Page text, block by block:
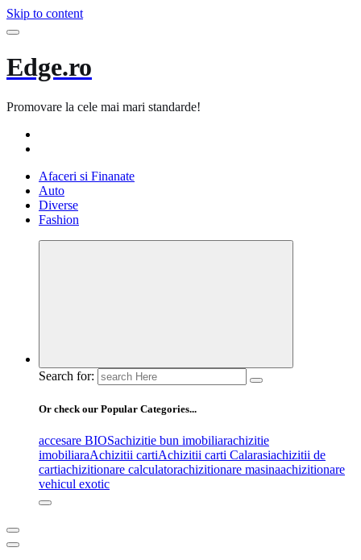
Skip to content
Edge.ro
Promovare la cele mai mari standarde!
Afaceri si Finanate
Auto
Diverse
Fashion
Search for:
Or check our Popular Categories...
accesare BIOSachizitie bun imobiliarachizitie
imobiliaraAchizitii cartiAchizitii carti Calarasiachizitii de
cartiachizitionare calculatorachizitionare masinaachizitionare
vehicul exotic